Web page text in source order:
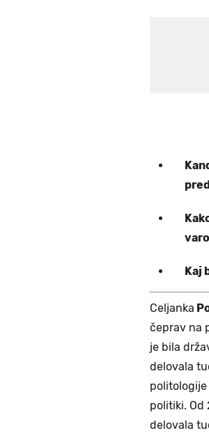
Kaj
Celjanka
čeprav na
je bila
delovala
politiki. Od
delovala